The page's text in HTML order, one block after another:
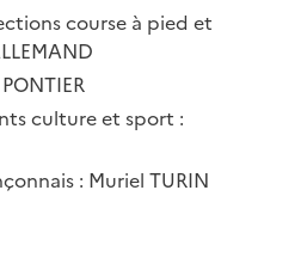
course à pied et
culture et sport :
: Muriel TURIN